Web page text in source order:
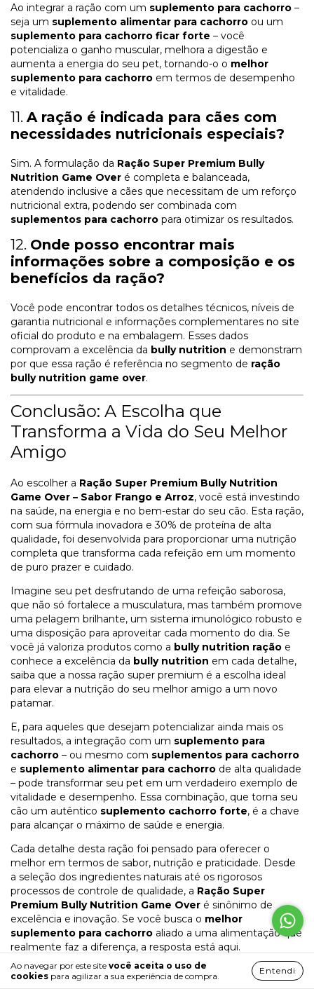
Ao navegar por este site você aceita o uso de
cookies para agilizar a sua experiência de compra.
Entendi
Ao integrar a ração com um suplemento para cachorro –
seja um suplemento alimentar para cachorro ou um
suplemento para cachorro ficar forte – você
potencializa o ganho muscular, melhora a digestão e
aumenta a energia do seu pet, tornando-o o melhor
suplemento para cachorro em termos de desempenho
e vitalidade.
11. A ração é indicada para cães com
necessidades nutricionais especiais?
Sim. A formulação da Ração Super Premium Bully
Nutrition Game Over é completa e balanceada,
atendendo inclusive a cães que necessitam de um reforço
nutricional extra, podendo ser combinada com
suplementos para cachorro para otimizar os resultados.
12. Onde posso encontrar mais
informações sobre a composição e os
benefícios da ração?
Você pode encontrar todos os detalhes técnicos, níveis de
garantia nutricional e informações complementares no site
oficial do produto e na embalagem. Esses dados
comprovam a excelência da bully nutrition e demonstram
por que essa ração é referência no segmento de ração
bully nutrition game over.
Conclusão: A Escolha que
Transforma a Vida do Seu Melhor
Amigo
Ao escolher a Ração Super Premium Bully Nutrition
Game Over – Sabor Frango e Arroz, você está investindo
na saúde, na energia e no bem-estar do seu cão. Esta ração,
com sua fórmula inovadora e 30% de proteína de alta
qualidade, foi desenvolvida para proporcionar uma nutrição
completa que transforma cada refeição em um momento
de puro prazer e cuidado.
Imagine seu pet desfrutando de uma refeição saborosa,
que não só fortalece a musculatura, mas também promove
uma pelagem brilhante, um sistema imunológico robusto e
uma disposição para aproveitar cada momento do dia. Se
você já valoriza produtos como a bully nutrition ração e
conhece a excelência da bully nutrition em cada detalhe,
saiba que a nossa ração super premium é a escolha ideal
para elevar a nutrição do seu melhor amigo a um novo
patamar.
E, para aqueles que desejam potencializar ainda mais os
resultados, a integração com um suplemento para
cachorro – ou mesmo com suplementos para cachorro
e suplemento alimentar para cachorro de alta qualidade
– pode transformar seu pet em um verdadeiro exemplo de
vitalidade e desempenho. Essa combinação, que torna seu
cão um autêntico suplemento cachorro forte, é a chave
para alcançar o máximo de saúde e energia.
Cada detalhe desta ração foi pensado para oferecer o
melhor em termos de sabor, nutrição e praticidade. Desde
a seleção dos ingredientes naturais até os rigorosos
processos de controle de qualidade, a Ração Super
Premium Bully Nutrition Game Over é sinônimo de
excelência e inovação. Se você busca o melhor
suplemento para cachorro aliado a uma alimentação que
realmente faz a diferença, a resposta está aqui.
Portanto, não espere mais para transformar a alimentação
do seu pet. Garanta já a
Ração Super Premium Bully